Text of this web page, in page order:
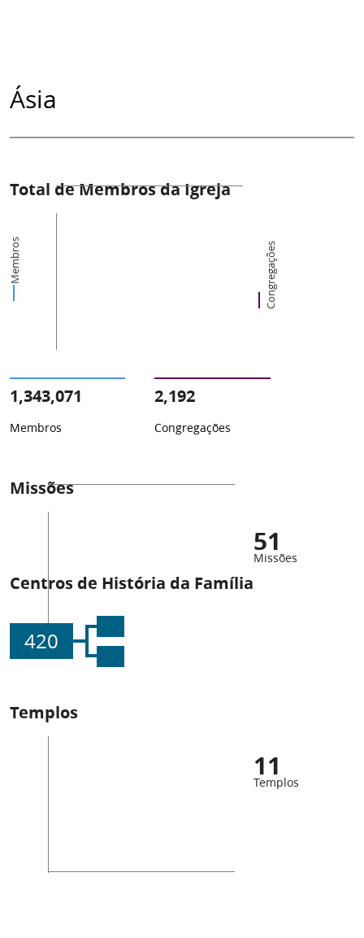
Ásia
Total de Membros da Igreja
Membros Congregações
1,343,071
Membros
2,192
Congregações
Missões
51
Missões
Centros de História da Família
420
Templos
11
Templos